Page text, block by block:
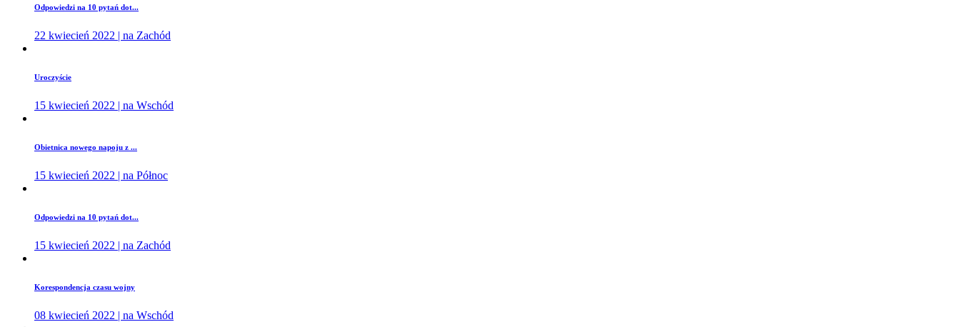
Odpowiedzi na 10 pytań dot...
22 kwiecień 2022 | na Zachód
Uroczyście
15 kwiecień 2022 | na Wschód
Obietnica nowego napoju z ...
15 kwiecień 2022 | na Północ
Odpowiedzi na 10 pytań dot...
15 kwiecień 2022 | na Zachód
Korespondencja czasu wojny
08 kwiecień 2022 | na Wschód